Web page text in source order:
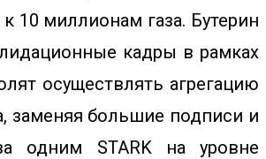
10 миллионам газа. Бутерин
кадры в рамках
осуществлять агрегацию
заменяя большие подписи и
одним STARK на уровне